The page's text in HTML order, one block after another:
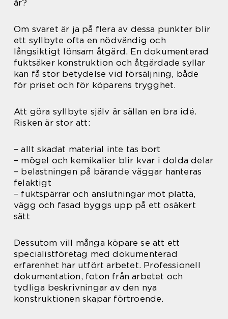
år?
Om svaret är ja på flera av dessa punkter blir
ett syllbyte ofta en nödvändig och
långsiktigt lönsam åtgärd. En dokumenterad
fuktsäker konstruktion och åtgärdade syllar
kan få stor betydelse vid försäljning, både
för priset och för köparens trygghet.
Att göra syllbyte själv är sällan en bra idé.
Risken är stor att:
– allt skadat material inte tas bort
– mögel och kemikalier blir kvar i dolda delar
– belastningen på bärande väggar hanteras
felaktigt
– fuktspärrar och anslutningar mot platta,
vägg och fasad byggs upp på ett osäkert
sätt
Dessutom vill många köpare se att ett
specialistföretag med dokumenterad
erfarenhet har utfört arbetet. Professionell
dokumentation, foton från arbetet och
tydliga beskrivningar av den nya
konstruktionen skapar förtroende.